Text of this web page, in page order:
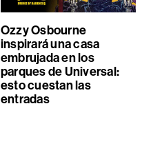
Ozzy Osbourne
inspirará una casa
embrujada en los
parques de Universal:
esto cuestan las
entradas